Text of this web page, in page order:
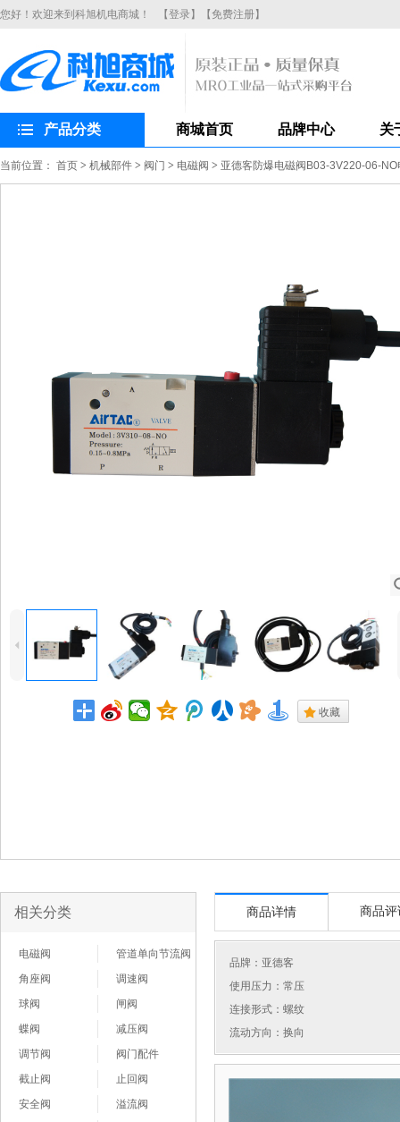
您好！欢迎来到科旭机电商城！ 【登录】 【免费注册】
产品分类 商城首页 品牌中心 关
当前位置： 首页 > 机械部件 > 阀门 > 电磁阀 > 亚德客防爆电磁阀B03-3V220-06-
4
. 收藏
相关分类
电磁阀
管道单向节流阀
角座阀
调速阀
球阀
闸阀
蝶阀
减压阀
调节阀
阀门配件
截止阀
止回阀
安全阀
溢流阀
商品详情 商品评
品牌： 亚德客
使用压力：常压
连接形式：螺纹
流动方向：换向